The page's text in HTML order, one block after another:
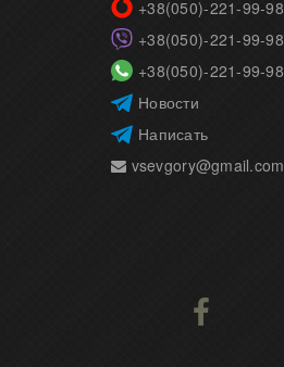
+38(050)-221-99-98
+38(050)-221-99-98
+38(050)-221-99-98
Новости
Написать
vsevgory@gmail.com